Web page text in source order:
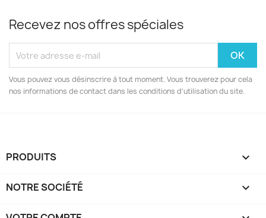
Recevez nos offres spéciales
Vous pouvez vous désinscrire à tout moment. Vous trouverez pour cela
nos informations de contact dans les conditions d'utilisation du site.
PRODUITS 
NOTRE SOCIÉTÉ 